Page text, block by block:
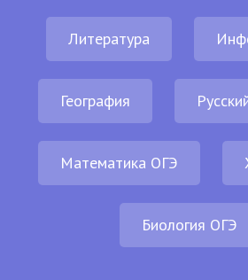
Литература
География
Математика ОГЭ
Биология ОГЭ